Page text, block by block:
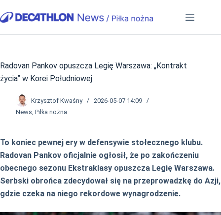
do
Radovan Pankov opuszcza Legię Warszawa: „Kontrakt
życia” w Korei Południowej
Krzysztof Kwaśny
2026-05-07 14:09
News, Piłka nożna
To koniec pewnej ery w defensywie stołecznego klubu.
Radovan Pankov oficjalnie ogłosił, że po zakończeniu
obecnego sezonu Ekstraklasy opuszcza Legię Warszawa.
Serbski obrońca zdecydował się na przeprowadzkę do Azji,
gdzie czeka na niego rekordowe wynagrodzenie.